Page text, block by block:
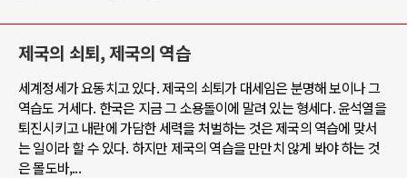
제국의 쇠퇴, 제국의 역습
세계정세가 요동치고 있다. 제국의 쇠퇴가 대세임은 분명해 보이나 그
역습도 거세다. 한국은 지금 그 소용돌이에 말려 있는 형세다. 윤석열을
퇴진시키고 내란에 가담한 세력을 처벌하는 것은 제국의 역습에 맞서
는 일이라 할 수 있다. 하지만 제국의 역습을 만만치 않게 봐야 하는 것
은 몰도바,...